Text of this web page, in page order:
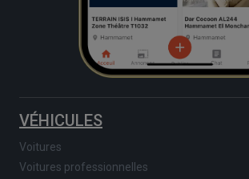
VÉHICULES
Voitures
Voitures professionnelles